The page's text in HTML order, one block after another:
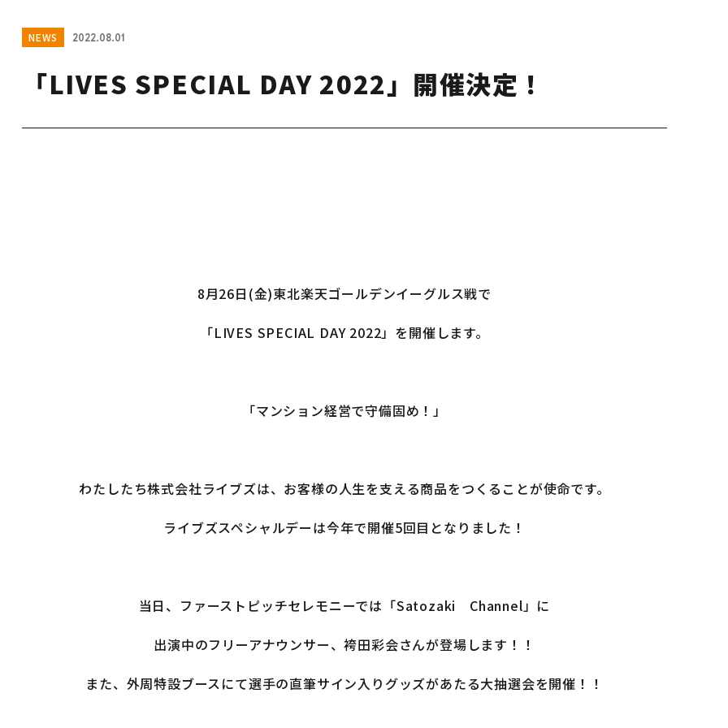
NEWS 2022.08.01
「LIVES SPECIAL DAY 2022」開催決定！
8月26日(金)東北楽天ゴールデンイーグルス戦で
「LIVES SPECIAL DAY 2022」を開催します。
「マンション経営で守備固め！」
わたしたち株式会社ライブズは、お客様の人生を支える商品をつくることが使命です。
ライブズスペシャルデーは今年で開催5回目となりました！
当日、ファーストピッチセレモニーでは「Satozaki Channel」に
出演中のフリーアナウンサー、袴田彩会さんが登場します！！
また、外周特設ブースにて選手の直筆サイン入りグッズがあたる大抽選会を開催！！